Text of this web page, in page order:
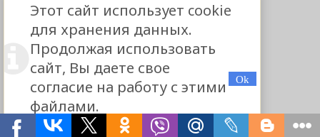
Этот сайт использует cookie
для хранения данных.
Продолжая использовать
сайт, Вы даете свое
согласие на работу с этими
файлами.